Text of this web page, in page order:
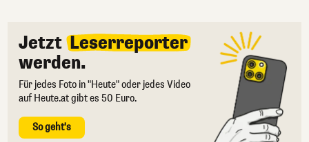
Jetzt Leserreporter
werden.
Für jedes Foto in "Heute" oder jedes Video
auf Heute.at gibt es 50 Euro.
So geht's